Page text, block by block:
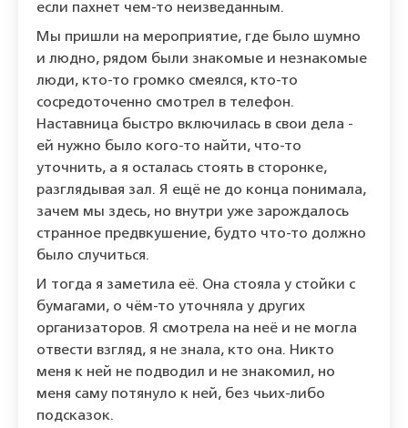
если пахнет чем-то неизведанным.
Мы пришли на мероприятие, где было шумно
и людно, рядом были знакомые и незнакомые
люди, кто-то громко смеялся, кто-то
сосредоточенно смотрел в телефон.
Наставница быстро включилась в свои дела -
ей нужно было кого-то найти, что-то
уточнить, а я осталась стоять в сторонке,
разглядывая зал. Я ещё не до конца понимала,
зачем мы здесь, но внутри уже зарождалось
странное предвкушение, будто что-то должно
было случиться.
И тогда я заметила её. Она стояла у стойки с
бумагами, о чём-то уточняла у других
организаторов. Я смотрела на неё и не могла
отвести взгляд, я не знала, кто она. Никто
меня к ней не подводил и не знакомил, но
меня саму потянуло к ней, без чьих-либо
подсказок.